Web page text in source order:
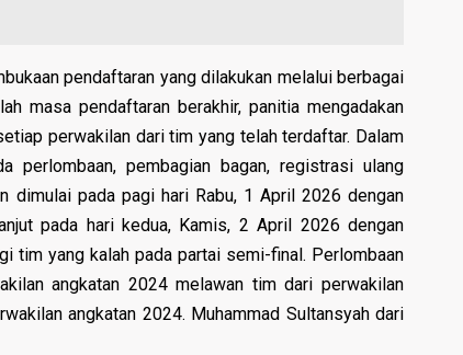
pendaftaran yang dilakukan melalui berbagai
masa pendaftaran berakhir, panitia mengadakan
perwakilan dari tim yang telah terdaftar. Dalam
perlombaan, pembagian bagan, registrasi ulang
dimulai pada pagi hari Rabu, 1 April 2026 dengan
pada hari kedua, Kamis, 2 April 2026 dengan
tim yang kalah pada partai semi-final. Perlombaan
angkatan 2024 melawan tim dari perwakilan
angkatan 2024. Muhammad Sultansyah dari